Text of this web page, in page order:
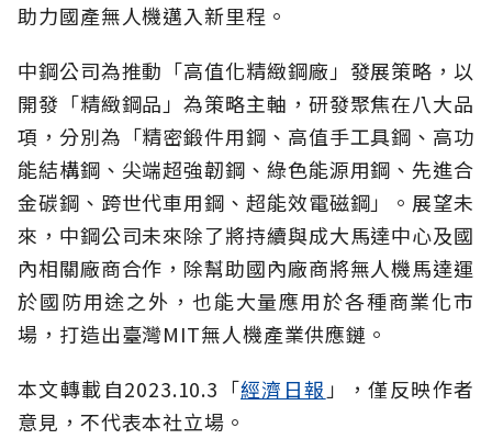
助力國產無人機邁入新里程。
中鋼公司為推動「高值化精緻鋼廠」發展策略，以
開發「精緻鋼品」為策略主軸，研發聚焦在八大品
項，分別為「精密鍛件用鋼、高值手工具鋼、高功
能結構鋼、尖端超強韌鋼、綠色能源用鋼、先進合
金碳鋼、跨世代車用鋼、超能效電磁鋼」。展望未
來，中鋼公司未來除了將持續與成大馬達中心及國
內相關廠商合作，除幫助國內廠商將無人機馬達運
於國防用途之外，也能大量應用於各種商業化市
場，打造出臺灣MIT無人機產業供應鏈。
本文轉載自2023.10.3「經濟日報 」，僅反映作者
意見，不代表本社立場。